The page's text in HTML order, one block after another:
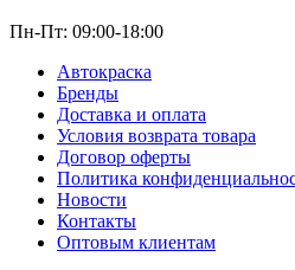
Пн-Пт: 09:00-18:00
Автокраска
Бренды
Доставка и оплата
Условия возврата товара
Договор оферты
Политика
Новости
Контакты
Оптовым клиентам